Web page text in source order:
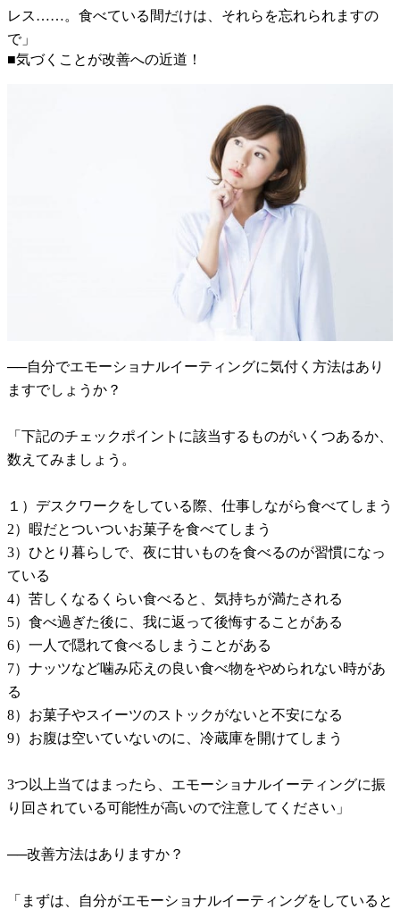
レス……。食べている間だけは、それらを忘れられますの
で」
■気づくことが改善への近道！
──自分でエモーショナルイーティングに気付く方法はあり
ますでしょうか？
「下記のチェックポイントに該当するものがいくつあるか、
数えてみましょう。
１）デスクワークをしている際、仕事しながら食べてしまう
2）暇だとついついお菓子を食べてしまう
3）ひとり暮らしで、夜に甘いものを食べるのが習慣になっ
ている
4）苦しくなるくらい食べると、気持ちが満たされる
5）食べ過ぎた後に、我に返って後悔することがある
6）一人で隠れて食べるしまうことがある
7）ナッツなど噛み応えの良い食べ物をやめられない時があ
る
8）お菓子やスイーツのストックがないと不安になる
9）お腹は空いていないのに、冷蔵庫を開けてしまう
3つ以上当てはまったら、エモーショナルイーティングに振
り回されている可能性が高いので注意してください」
──改善方法はありますか？
「まずは、自分がエモーショナルイーティングをしていると